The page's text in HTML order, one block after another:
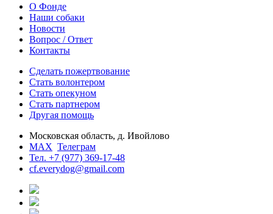
О Фонде
Наши собаки
Новости
Вопрос / Ответ
Контакты
Сделать пожертвование
Стать волонтером
Стать опекуном
Стать партнером
Другая помощь
Московская область, д. Ивойлово
MAX Телеграм
Тел. +7 (977) 369-17-48
cf.everydog@gmail.com